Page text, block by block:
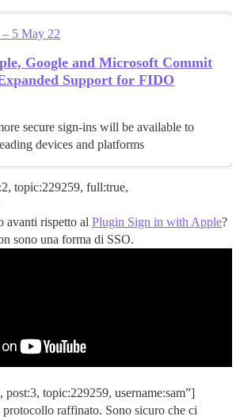
5 May 22
Google and Microsoft Commit
Support for FIDO
secure sign-ins will be available to
devices and platforms
topic:229259, full:true,
avanti rispetto al Plugin Sign in with Apple?
sono una forma di SSO.
post:3, topic:229259, username:sam”]
raffinato. Sono sicuro che ci